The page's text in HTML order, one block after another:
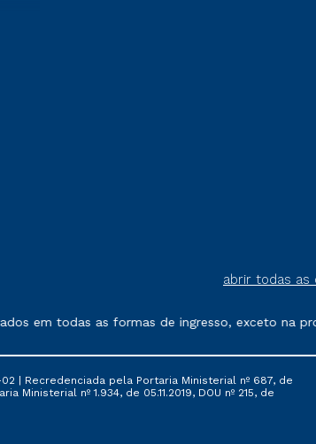
abrir todas as
de serviços.
em todas as formas de ingresso, exceto na
| Recredenciada pela Portaria Ministerial nº 687, de
Ministerial nº 1.934, de 05.11.2019, DOU nº 215, de